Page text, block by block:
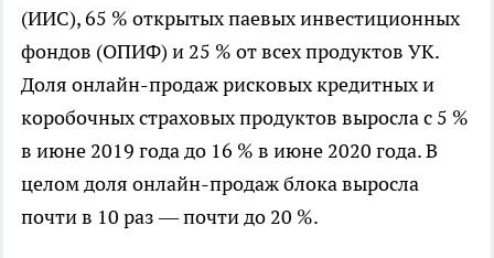
(ИИС), 65 % открытых паевых инвестиционных
фондов (ОПИФ) и 25 % от всех продуктов УК.
Доля онлайн-продаж рисковых кредитных и
коробочных страховых продуктов выросла с 5 %
в июне 2019 года до 16 % в июне 2020 года. В
целом доля онлайн-продаж блока выросла
почти в 10 раз — почти до 20 %.